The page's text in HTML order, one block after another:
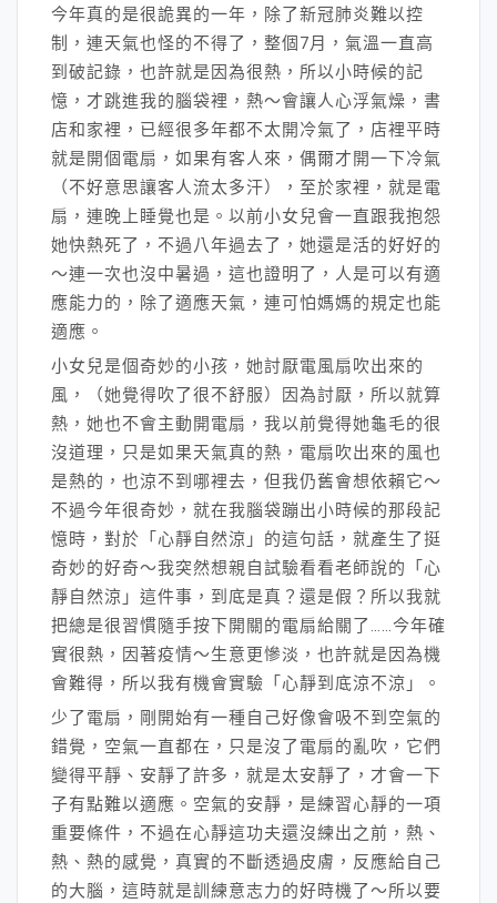
今年真的是很詭異的一年，除了新冠肺炎難以控
制，連天氣也怪的不得了，整個7月，氣溫一直高
到破記錄，也許就是因為很熱，所以小時候的記
憶，才跳進我的腦袋裡，熱～會讓人心浮氣燥，書
店和家裡，已經很多年都不太開冷氣了，店裡平時
就是開個電扇，如果有客人來，偶爾才開一下冷氣
（不好意思讓客人流太多汗），至於家裡，就是電
扇，連晚上睡覺也是。以前小女兒會一直跟我抱怨
她快熱死了，不過八年過去了，她還是活的好好的
～連一次也沒中暑過，這也證明了，人是可以有適
應能力的，除了適應天氣，連可怕媽媽的規定也能
適應。
小女兒是個奇妙的小孩，她討厭電風扇吹出來的
風，（她覺得吹了很不舒服）因為討厭，所以就算
熱，她也不會主動開電扇，我以前覺得她龜毛的很
沒道理，只是如果天氣真的熱，電扇吹出來的風也
是熱的，也涼不到哪裡去，但我仍舊會想依賴它～
不過今年很奇妙，就在我腦袋蹦出小時候的那段記
憶時，對於「心靜自然涼」的這句話，就產生了挺
奇妙的好奇～我突然想親自試驗看看老師說的「心
靜自然涼」這件事，到底是真？還是假？所以我就
把總是很習慣隨手按下開關的電扇給關了……今年確
實很熱，因著疫情～生意更慘淡，也許就是因為機
會難得，所以我有機會實驗「心靜到底涼不涼」。
少了電扇，剛開始有一種自己好像會吸不到空氣的
錯覺，空氣一直都在，只是沒了電扇的亂吹，它們
變得平靜、安靜了許多，就是太安靜了，才會一下
子有點難以適應。空氣的安靜，是練習心靜的一項
重要條件，不過在心靜這功夫還沒練出之前，熱、
熱、熱的感覺，真實的不斷透過皮膚，反應給自己
的大腦，這時就是訓練意志力的好時機了～所以要